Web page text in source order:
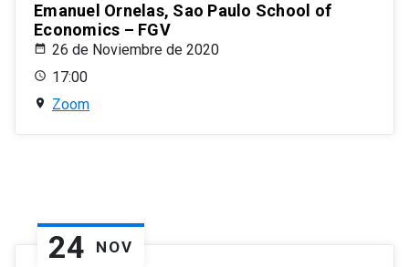
Emanuel Ornelas, Sao Paulo School of
Economics – FGV
26 de Noviembre de 2020
17:00
Zoom
24 NOV